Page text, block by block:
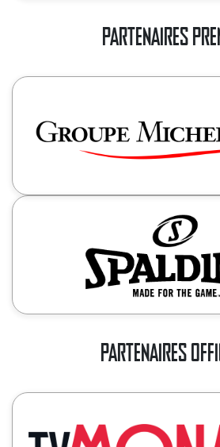
PARTENAIRES
PARTENAIRES